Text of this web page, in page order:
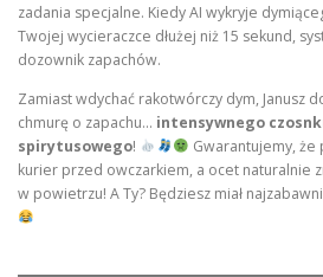
zadania specjalne. Kiedy AI wykryje
Twojej wycieraczce dłużej niż 15 sekund,
dozownik zapachów.
Zamiast wdychać rakotwórczy dym, Janusz
chmurę o zapachu… intensywnego
spirytusowego!
Gwarantujemy, że
kurier przed owczarkiem, a ocet naturalnie
w powietrzu! A Ty? Będziesz miał